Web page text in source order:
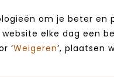
om je beter
elke dag een
‘Weigeren’, plaatsen